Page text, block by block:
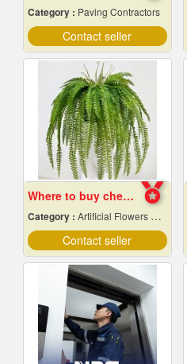
Category : Paving Contractors
Contact seller
Where to buy cheap fake plants
Category : Artificial Flowers & Plants
Contact seller